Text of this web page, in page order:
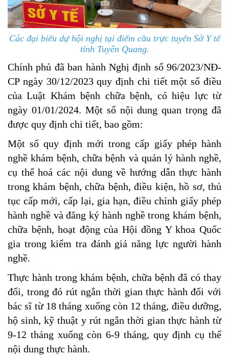
Các đại biểu dự hội nghị tại điểm cầu trực tuyến Sở Y tế
tỉnh Tuyên Quang.
Chính phủ đã ban hành Nghị định số 96/2023/NĐ-
CP ngày 30/12/2023 quy định chi tiết một số điều
của Luật Khám bệnh chữa bệnh, có hiệu lực từ
ngày 01/01/2024. Một số nội dung quan trọng đã
được quy định chi tiết, bao gồm:
Một số quy định mới trong cấp giấy phép hành
nghề khám bệnh, chữa bệnh và quản lý hành nghề,
cụ thể hoá các nội dung về hướng dẫn thực hành
trong khám bệnh, chữa bệnh, điều kiện, hồ sơ, thủ
tục cấp mới, cấp lại, gia hạn, điều chỉnh giấy phép
hành nghề và đăng ký hành nghề trong khám bệnh,
chữa bệnh, hoạt động của Hội đồng Y khoa Quốc
gia trong kiểm tra đánh giá năng lực người hành
nghề.
Thực hành trong khám bệnh, chữa bệnh đã có thay
đổi, trong đó rút ngắn thời gian thực hành đối với
bác sĩ từ 18 tháng xuống còn 12 tháng, điều dưỡng,
hộ sinh, kỹ thuật y rút ngắn thời gian thực hành từ
9-12 tháng xuống còn 6-9 tháng, quy định cụ thể
nội dung thực hành.